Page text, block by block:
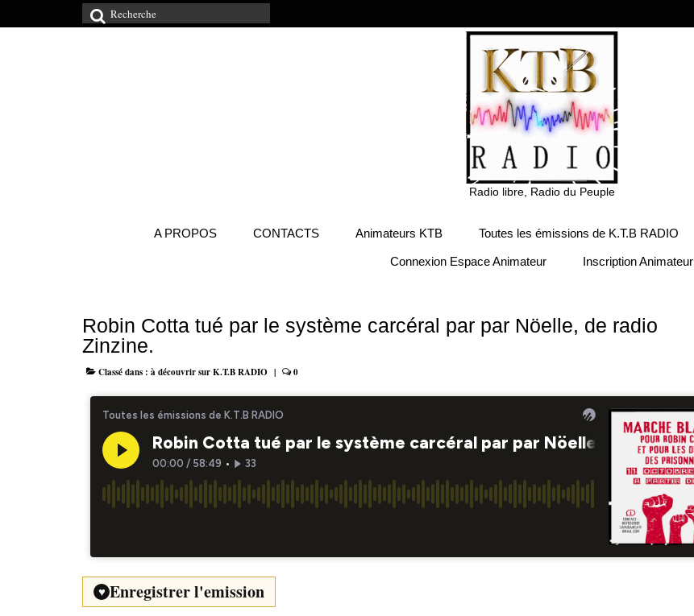
Rechercher
:
Radio libre, Radio du Peuple
A PROPOS CONTACTS Animateurs KTB Toutes les émissions de K.T.B RADIO
Connexion Espace Animateur Inscription Animateur
Robin Cotta tué par le système carcéral par par Nöelle, de radio
Zinzine.
Classé dans : à découvrir sur K.T.B RADIO | 0
♥ Enregistrer l'emission